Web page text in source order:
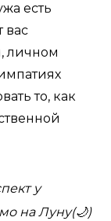
есть
вас
личном
то, как
у
на Луну(🌙)